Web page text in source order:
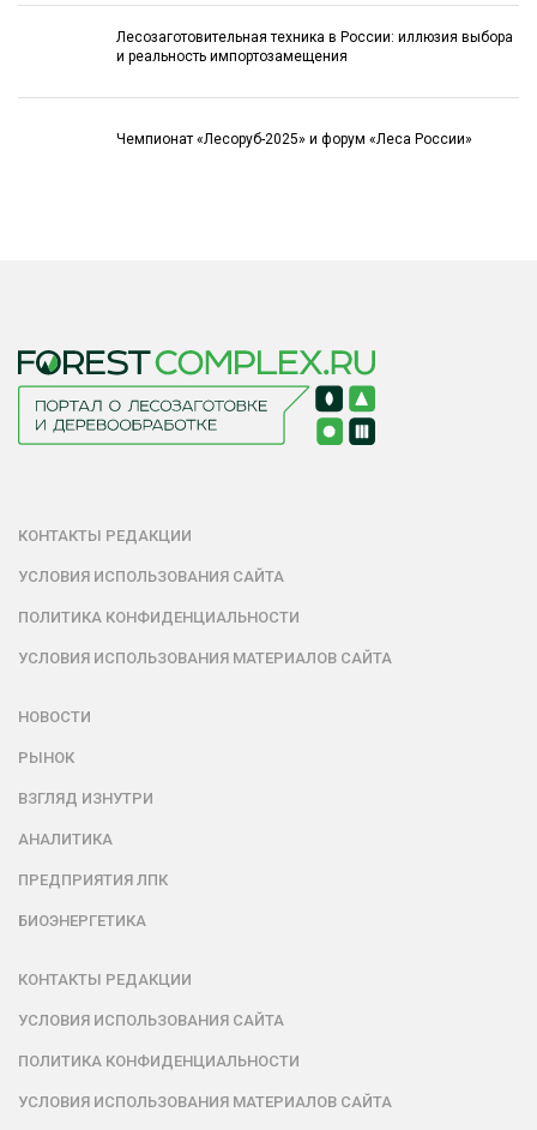
Лесозаготовительная техника в России: иллюзия выбора
и реальность импортозамещения
Чемпионат «Лесоруб-2025» и форум «Леса России»
КОНТАКТЫ РЕДАКЦИИ
УСЛОВИЯ ИСПОЛЬЗОВАНИЯ САЙТА
ПОЛИТИКА КОНФИДЕНЦИАЛЬНОСТИ
УСЛОВИЯ ИСПОЛЬЗОВАНИЯ МАТЕРИАЛОВ САЙТА
НОВОСТИ
РЫНОК
ВЗГЛЯД ИЗНУТРИ
АНАЛИТИКА
ПРЕДПРИЯТИЯ ЛПК
БИОЭНЕРГЕТИКА
КОНТАКТЫ РЕДАКЦИИ
УСЛОВИЯ ИСПОЛЬЗОВАНИЯ САЙТА
ПОЛИТИКА КОНФИДЕНЦИАЛЬНОСТИ
УСЛОВИЯ ИСПОЛЬЗОВАНИЯ МАТЕРИАЛОВ САЙТА